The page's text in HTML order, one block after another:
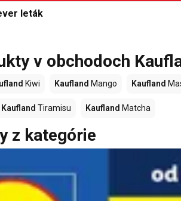
leták
v obchodoch
Kiwi Kaufland Mango Kaufland
Kaufland Tiramisu Kaufland Matcha
z kategórie